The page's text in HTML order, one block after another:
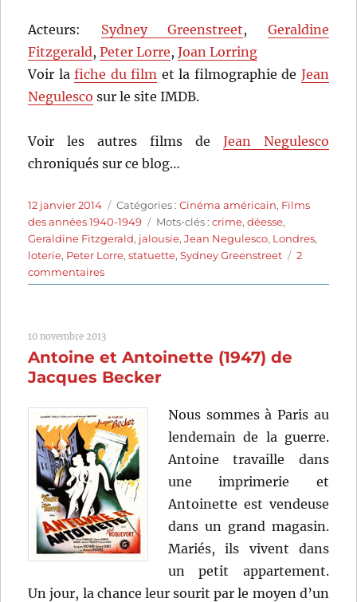
Acteurs: Sydney Greenstreet, Geraldine
Fitzgerald,Peter Lorre,Joan Lorring
Voir lafiche du film et la filmographie de Jean
Negulesco sur le site IMDB.
Voir les autres films de Jean Negulesco
chroniqués sur ce blog…
Publié
le
12 janvier 2014 Catégories
Catégories :Cinéma américain, Films
des années 1940-1949
Étiquettes
Mots-clés :crime,déesse,
Geraldine Fitzgerald, jalousie,Jean Negulesco, Londres,
loterie, Peter Lorre,statuette,Sydney Greenstreet
2
commentairessur
Three
de
Jean
Negulesco
10 novembre 2013
Antoine et Antoinette (1947) de
Jacques Becker
Nous sommes à Paris au
lendemain de la guerre.
Antoine travaille dans
une imprimerie et
Antoinette est vendeuse
dans un grand magasin.
Mariés, ils vivent dans
un petit appartement.
Un jour, la chance leur sourit par le moyen d’un